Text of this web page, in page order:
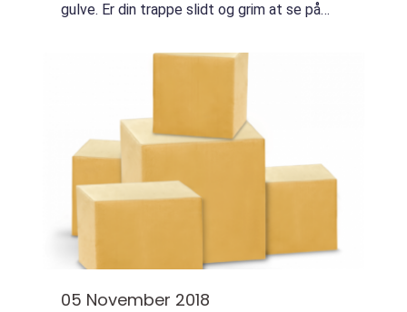
gulve. Er din trappe slidt og grim at se på
05 November 2018